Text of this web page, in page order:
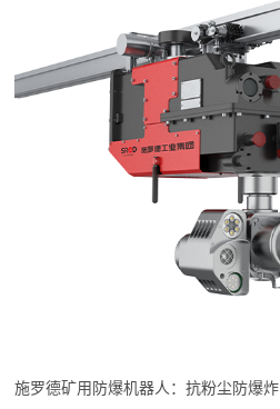
施罗德矿用防爆机器人：抗粉尘防爆炸